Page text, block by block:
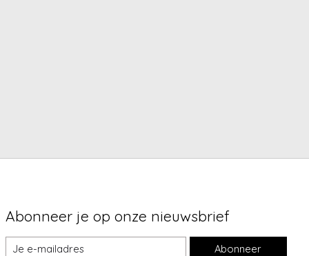
Abonneer je op onze nieuwsbrief
Abonneer